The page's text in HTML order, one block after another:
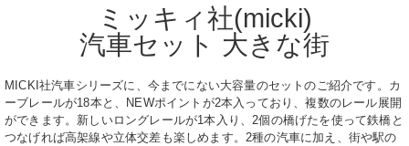
ミッキィ社(micki)
汽車セット 大きな街
MICKI社汽車シリーズに、今までにない大容量のセットのご紹介です。カ
ーブレールが18本と、NEWポイントが2本入っており、複数のレール展開
ができます。新しいロングレールが1本入り、2個の橋げたを使って鉄橋と
つなげれば高架線や立体交差も楽しめます。2種の汽車に加え、街や駅の